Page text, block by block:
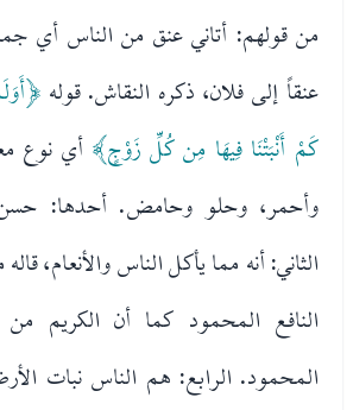
من قولهم: أتاني عنق من الناس أي
عنقاً إلى فلان، ذكره النقاش. قوله
كَمْ أَنْبَتْنَا فِيهَا مِن كُلِّ زَوْجٍ﴾ أي نوع
وأحمر، وحلو وحامض. أحدها:
الثاني: أنه مما يأكل الناس والأنعام،
النافع المحمود كما أن الكريم من
المحمود. الرابع: هم الناس نبات